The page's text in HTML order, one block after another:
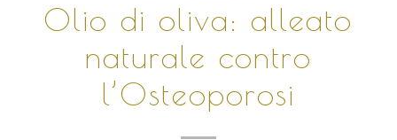
Olio di oliva: alleato
naturale contro
l’Osteoporosi